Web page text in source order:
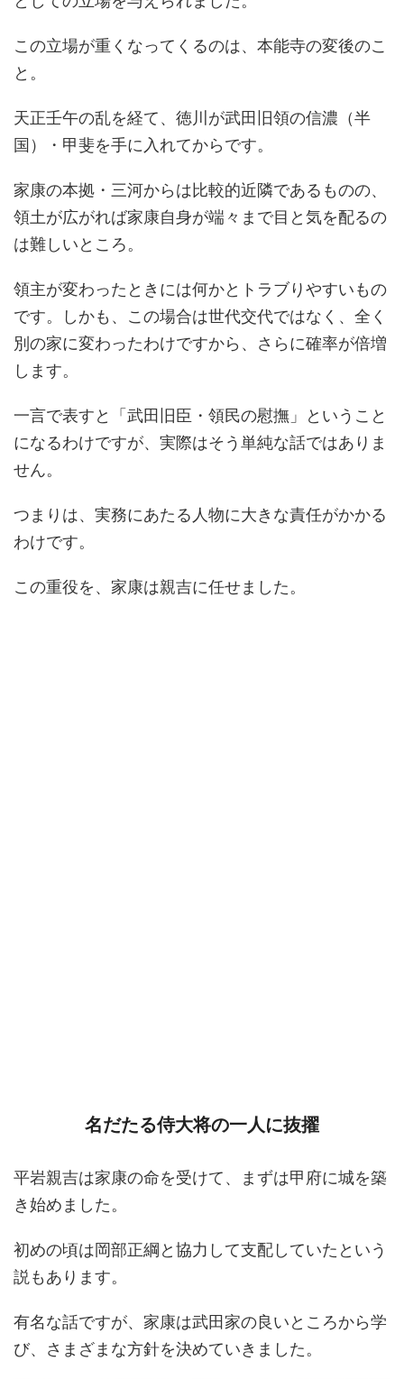
この立場が重くなってくるのは、本能寺の変後のこ
と。
天正壬午の乱を経て、徳川が武田旧領の信濃（半
国）・甲斐を手に入れてからです。
家康の本拠・三河からは比較的近隣であるものの、
領土が広がれば家康自身が端々まで目と気を配るの
は難しいところ。
領主が変わったときには何かとトラブりやすいもの
です。しかも、この場合は世代交代ではなく、全く
別の家に変わったわけですから、さらに確率が倍増
します。
一言で表すと「武田旧臣・領民の慰撫」ということ
になるわけですが、実際はそう単純な話ではありま
せん。
つまりは、実務にあたる人物に大きな責任がかかる
わけです。
この重役を、家康は親吉に任せました。
名だたる侍大将の一人に抜擢
平岩親吉は家康の命を受けて、まずは甲府に城を築
き始めました。
初めの頃は岡部正綱と協力して支配していたという
説もあります。
有名な話ですが、家康は武田家の良いところから学
び、さまざまな方針を決めていきました。